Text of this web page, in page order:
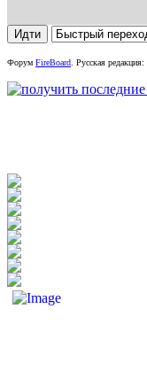
Форум FireBoard Русская редакция: